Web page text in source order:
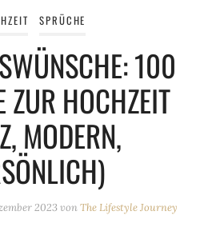
SPRÜCHE
100
ZUR HOCHZEIT
MODERN,
2023 vonThe Lifestyle Journey